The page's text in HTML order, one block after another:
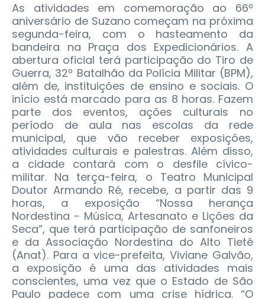
As atividades em comemoração ao 66º
aniversário de Suzano começam na próxima
segunda-feira, com o hasteamento da
bandeira na Praça dos Expedicionários. A
abertura oficial terá participação do Tiro de
Guerra, 32º Batalhão da Polícia Militar (BPM),
além de, instituições de ensino e sociais. O
início está marcado para as 8 horas. Fazem
parte dos eventos, ações culturais no
período de aula nas escolas da rede
municipal, que vão receber exposições,
atividades culturais e palestras. Além disso,
a cidade contará com o desfile cívico-
militar. Na terça-feira, o Teatro Municipal
Doutor Armando Ré, recebe, a partir das 9
horas, a exposição “Nossa herança
Nordestina - Música, Artesanato e Lições da
Seca”, que terá participação de sanfoneiros
e da Associação Nordestina do Alto Tietê
(Anat). Para a vice-prefeita, Viviane Galvão,
a exposição é uma das atividades mais
conscientes, uma vez que o Estado de São
Paulo padece com uma crise hídrica. “O